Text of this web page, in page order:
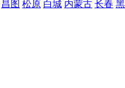
昌图 松原 白城 内蒙古 长春